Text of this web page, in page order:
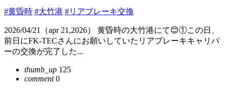
#黄昏時 #大竹港 #リアブレーキ交換
2026/04/21（apr 21,2026） 黄昏時の大竹港にて😊①この日、
前日にFK-TECさんにお願いしていたリアブレーキキャリバ
ーの交換が完了した...
thumb_up 125
comment0